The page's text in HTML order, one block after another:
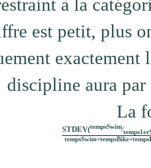
à la
est petit, plus
exactement
discipline aura
La
STDEV(tempsSwim⁄